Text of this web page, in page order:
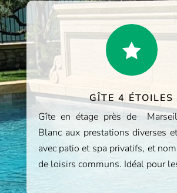

GÎTE 4 ÉTOILES
Gîte en étage près de
Blanc aux prestations diverses
avec patio et spa privatifs, et
de loisirs communs. Idéal pour